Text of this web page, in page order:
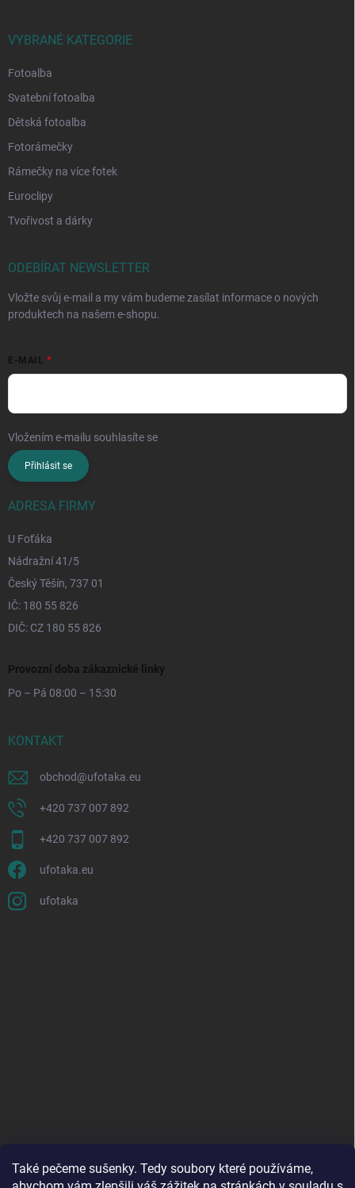
Také pečeme sušenky. Tedy soubory které používáme,
VYBRANÉ KATEGORIE
Fotoalba
Svatební fotoalba
Dětská fotoalba
Fotorámečky
Rámečky na více fotek
Euroclipy
Tvořivost a dárky
ODEBÍRAT NEWSLETTER
Vložte svůj e-mail a my vám budeme zasílat informace o nových
produktech na našem e-shopu.
E-MAIL
Vložením e-mailu souhlasíte se
Přihlásit se
ADRESA FIRMY
U Foťáka
Nádražní 41/5
Český Těšín, 737 01
IČ: 180 55 826
DIČ: CZ 180 55 826
Provozní doba zákaznické linky
Po – Pá 08:00 – 15:30
KONTAKT
obchod@ufotaka.eu
+420 737 007 892
+420 737 007 892
ufotaka.eu
ufotaka